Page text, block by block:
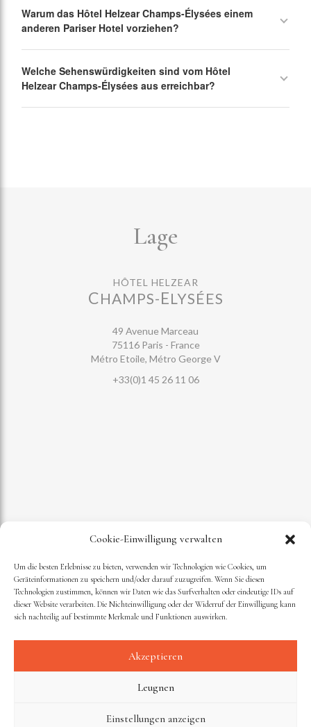
Cookie-Einwilligung verwalten
Um die besten Erlebnisse zu bieten, verwenden wir Technologien wie Cookies, um
Geräteinformationen zu speichern und/oder darauf zuzugreifen. Wenn Sie diesen
Technologien zustimmen, können wir Daten wie das Surfverhalten oder eindeutige IDs auf
dieser Website verarbeiten. Die Nichteinwilligung oder der Widerruf der Einwilligung kann
sich nachteilig auf bestimmte Merkmale und Funktionen auswirken.
Akzeptieren
Leugnen
Einstellungen anzeigen
Warum das Hôtel Helzear Champs-Élysées einem
anderen Pariser Hotel vorziehen?
Welche Sehenswürdigkeiten sind vom Hôtel
Helzear Champs-Élysées aus erreichbar?
Lage
HÔTEL HELZEAR
CHAMPS-ELYSÉES
49 Avenue Marceau
75116 Paris - France
Métro Etoile, Métro George V
+33(0)1 45 26 11 06